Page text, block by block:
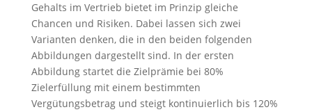
Gehalts im Vertrieb bietet im Prinzip gleiche
Chancen und Risiken. Dabei lassen sich zwei
Varianten denken, die in den beiden folgenden
Abbildungen dargestellt sind. In der ersten
Abbildung startet die Zielprämie bei 80%
Zielerfüllung mit einem bestimmten
Vergütungsbetrag und steigt kontinuierlich bis 120%